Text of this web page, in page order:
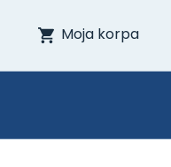
Moja korpa